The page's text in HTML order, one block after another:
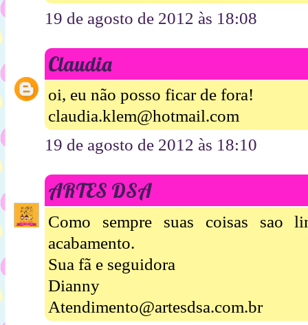
19 de agosto de 2012 às 18:08
Claudia
oi, eu não posso ficar de fora!
claudia.klem@hotmail.com
19 de agosto de 2012 às 18:10
ARTES DSA
Como sempre suas coisas sao
acabamento.
Sua fã e seguidora
Dianny
Atendimento@artesdsa.com.br